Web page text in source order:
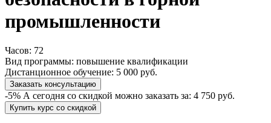
промышленности
Часов: 72
Вид программы: повышение квалификации
Дистанционное обучение: 5 000 руб.
Заказать консультацию
-5% А сегодня со скидкой можно заказать за: 4 750 руб.
Купить курс со скидкой